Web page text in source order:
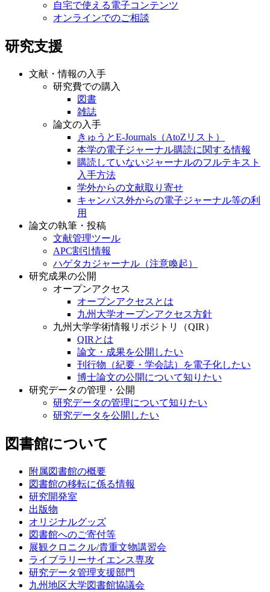
自宅で使える電子コンテンツ
オンラインでのご相談
研究支援
文献・情報の入手
研究費での購入
図書
雑誌
論文の入手
きゅうとE-Journals（AtoZリスト）
本学の電子ジャーナル購読に関する情報
購読していないジャーナルのフルテキスト
入手方法
学外からの文献取り寄せ
キャンパス外からの電子ジャーナル等の利
用
論文の執筆・投稿
文献管理ツール
APC割引情報
ハゲタカジャーナル（注意喚起）
研究成果の公開
オープンアクセス
オープンアクセスとは
九州大学オープンアクセス方針
九州大学学術情報リポジトリ（QIR）
QIRとは
論文・成果を公開したい
刊行物（紀要・学会誌）を電子化したい
博士論文の公開について知りたい
研究データの管理・公開
研究データの管理について知りたい
研究データを公開したい
図書館について
附属図書館の概要
図書館の移転に係る情報
研究開発室
出版物
オリジナルグッズ
図書館へのご寄付等
展観クロニクル/貴重文物講習会
ライブラリーサイエンス専攻
研究データ管理支援部門
九州地区大学図書館協議会